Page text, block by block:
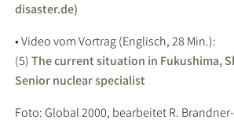
disaster.de)
• Video vom Vortrag (Englisch, 28 Min.):
(5)The current situation in Fukushima,
Senior nuclear specialist
Foto: Global 2000, bearbeitet R.